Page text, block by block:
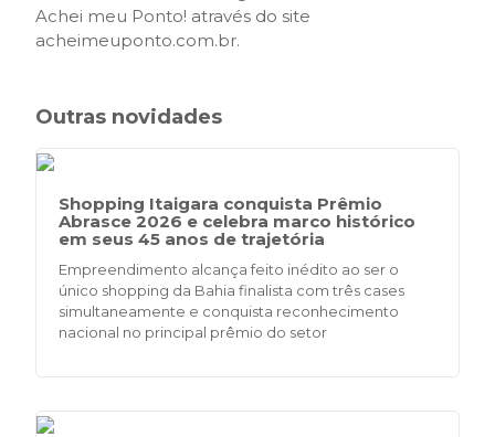
Achei meu Ponto! através do site
acheimeuponto.com.br.
Outras novidades
Shopping Itaigara conquista Prêmio
Abrasce 2026 e celebra marco histórico
em seus 45 anos de trajetória
Empreendimento alcança feito inédito ao ser o
único shopping da Bahia finalista com três cases
simultaneamente e conquista reconhecimento
nacional no principal prêmio do setor